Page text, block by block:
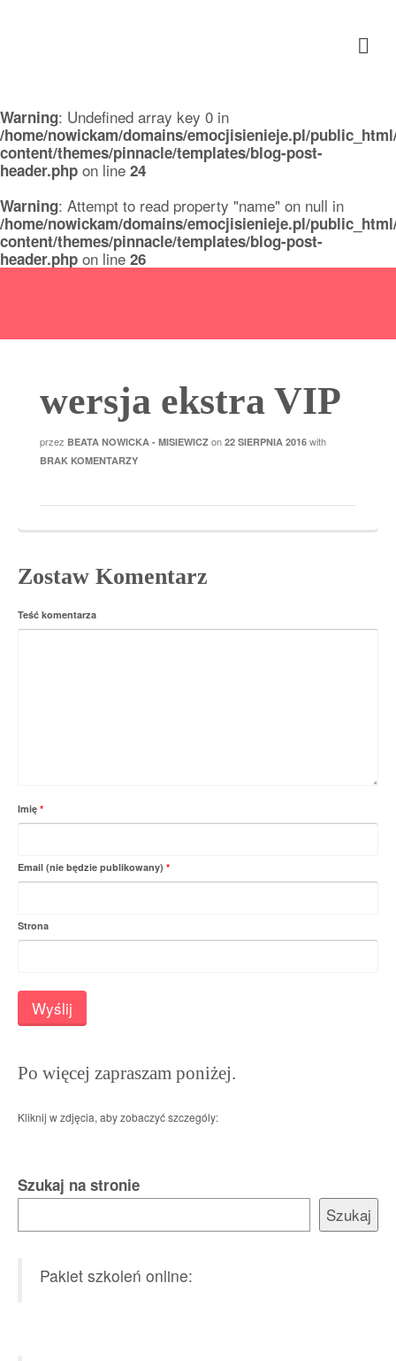
Warning: Undefined array key 0 in
/home/nowickam/domains/emocjisienieje.pl/
content/themes/pinnacle/templates/blog-post-
header.php on line 24
Warning: Attempt to read property "name" on null in
/home/nowickam/domains/emocjisienieje.pl/
content/themes/pinnacle/templates/blog-post-
header.php on line 26
wersja ekstra VIP
przez BEATA NOWICKA - MISIEWICZ on 22 SIERPNIA 2016 with
BRAK KOMENTARZY
Zostaw Komentarz
Teść komentarza
Imię *
Email (nie będzie publikowany) *
Strona
Po więcej zapraszam poniżej.
Kliknij w zdjęcia, aby zobaczyć szczególy:
Szukaj na stronie
Szukaj
Pakiet szkoleń online: